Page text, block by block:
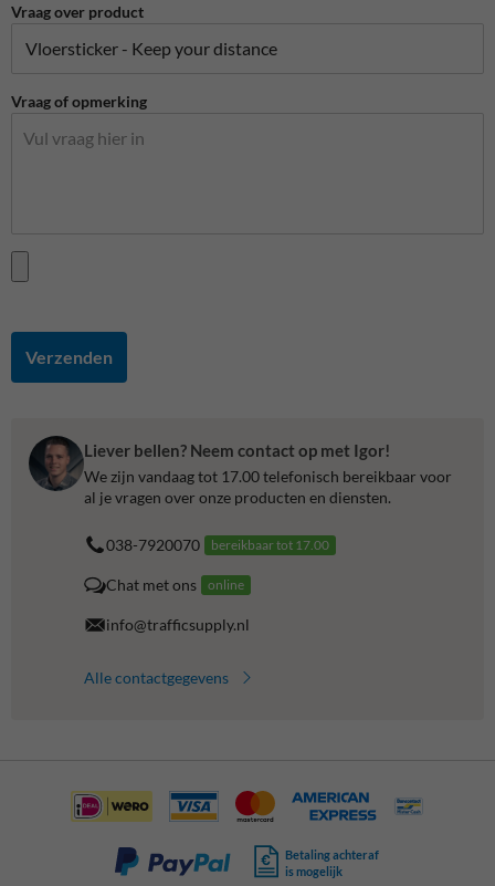
Vraag over product
Vraag of opmerking
Verzenden
Liever bellen? Neem contact op met Igor!
We zijn vandaag tot 17.00 telefonisch bereikbaar voor
al je vragen over onze producten en diensten.
038-7920070 bereikbaar tot 17.00
Chat met ons online
info@trafficsupply.nl
Alle contactgegevens
Betaling achteraf
is mogelijk